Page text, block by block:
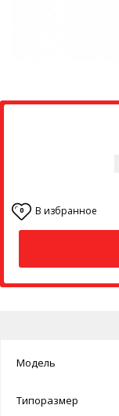
0 В избранное
Модель
Типоразмер